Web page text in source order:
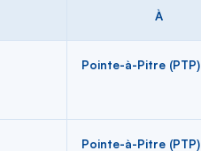
À
Pointe-à-Pitre (PTP)
Pointe-à-Pitre (PTP)